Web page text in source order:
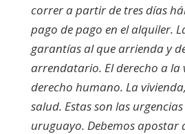
correr a partir de tres días
pago de pago en el alquiler.
garantías al que arrienda y
arrendatario. El derecho a la
derecho humano. La
salud. Estas son las
uruguayo. Debemos apostar